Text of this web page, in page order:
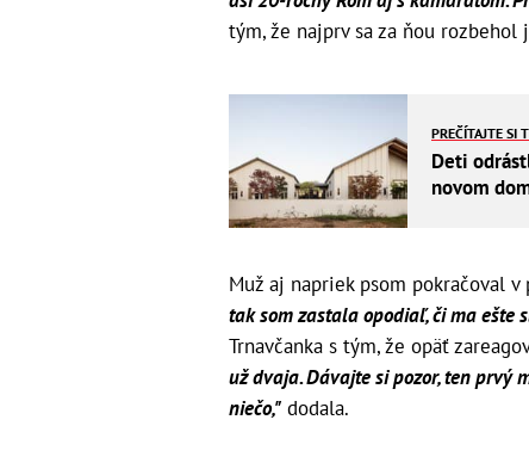
tým, že najprv sa za ňou
PREČÍTAJTE SI
Deti
novom
Muž aj napriek psom pokračoval
tak som zastala opodiaľ, či ma ešte
Trnavčanka s tým, že opäť
už dvaja. Dávajte si pozor, ten prvý
niečo," dodala.